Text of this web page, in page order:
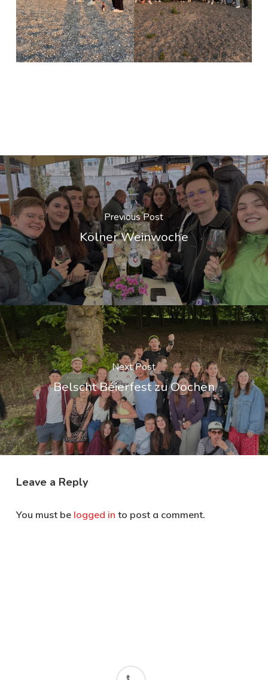
Previous Post
Kölner Weinwoche
Next Post
Belscht Béierfest zu Oochen
Leave a Reply
You must be logged in to post a comment.
phone